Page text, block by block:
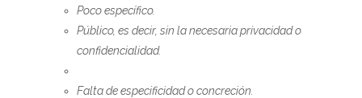
Poco específico.
Público, es decir, sin la necesaria privacidad o
confidencialidad.
Falta de especificidad o concreción.